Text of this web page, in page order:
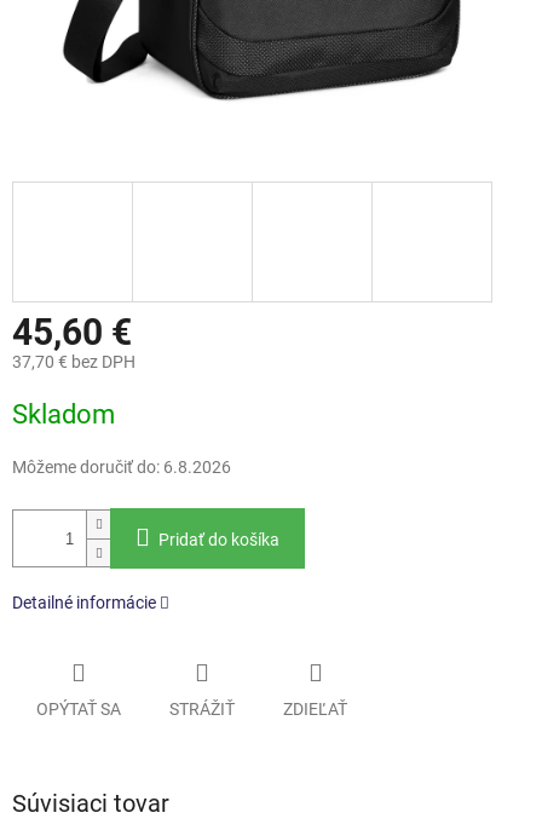
45,60 €
37,70 € bez DPH
cena:
Skladom
Môžeme doručiť do: 6.8.2026
Pridať do košíka
Detailné informácie
OPÝTAŤ SA STRÁŽIŤ ZDIEĽAŤ
Súvisiaci tovar